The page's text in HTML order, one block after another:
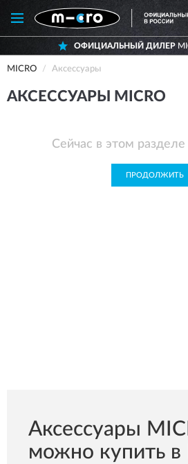
ОФИЦИАЛЬНЫЙ ДИЛЕР
MICRO Аксессуары
АКСЕССУАРЫ MICRO
Сейчас в этом разделе
ПРОДОЛЖИТЬ
Аксессуары
можно купить